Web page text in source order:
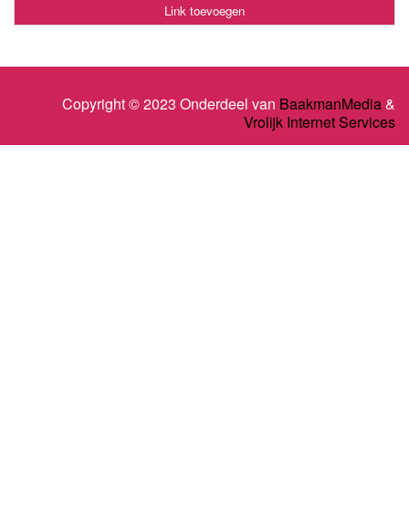
Link toevoegen
Copyright © 2023 Onderdeel van BaakmanMedia&
Vrolijk Internet Services